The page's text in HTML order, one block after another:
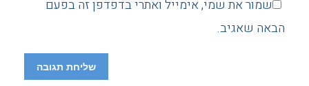
שמור את שמי, אימייל ואתרי בדפדפן זה בפעם
הבאה שאגיב.
שליחת תגובה